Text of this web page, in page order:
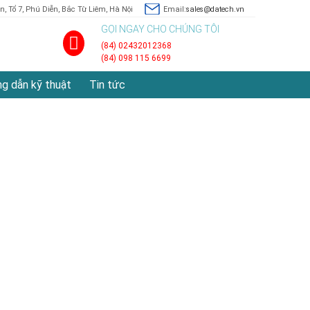
Tổ 7, Phú Diễn, Bắc Từ Liêm, Hà Nội Email:sales@datech.vn
GỌI NGAY CHO CHÚNG TÔI
(84) 02432012368
(84) 098 115 6699
dẫn kỹ thuật Tin tức